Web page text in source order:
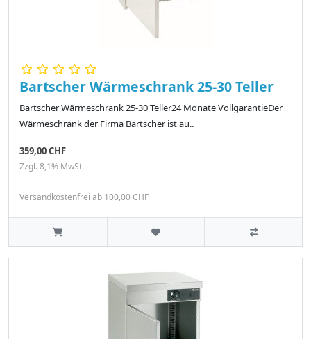
Bartscher Wärmeschrank 25-30 Teller
Bartscher Wärmeschrank 25-30 Teller24 Monate VollgarantieDer
Wärmeschrank der Firma Bartscher ist au..
359,00 CHF
Zzgl. 8,1% MwSt.
Versandkostenfrei ab 100,00 CHF